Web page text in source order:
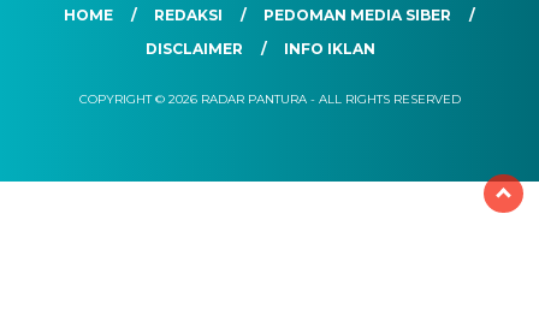
HOME REDAKSI
PEDOMAN MEDIA SIBER
DISCLAIMER
INFO IKLAN
COPYRIGHT © 2026 RADAR PANTURA - ALL RIGHTS RESERVED